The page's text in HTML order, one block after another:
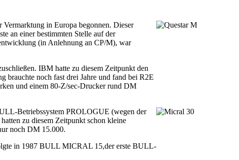
in Europa begonnen. Dieser
an einer bestimmten Stelle auf der
(in Anlehnung an CP/M), war
IBM hatte zu diesem Zeitpunkt den
noch fast drei Jahre und fand bei R2E
und einem 80-Z/sec-Drucker rund DM
Betriebssystem PROLOGUE (wegen der
zu diesem Zeitpunkt schon kleine
noch DM 15.000.
in 1987 BULL MICRAL 15,der erste BULL-